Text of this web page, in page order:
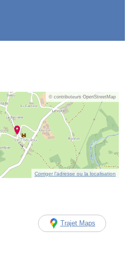
© contributeurs OpenStreetMap
Corriger l’adresse ou la localisation
Trajet Maps